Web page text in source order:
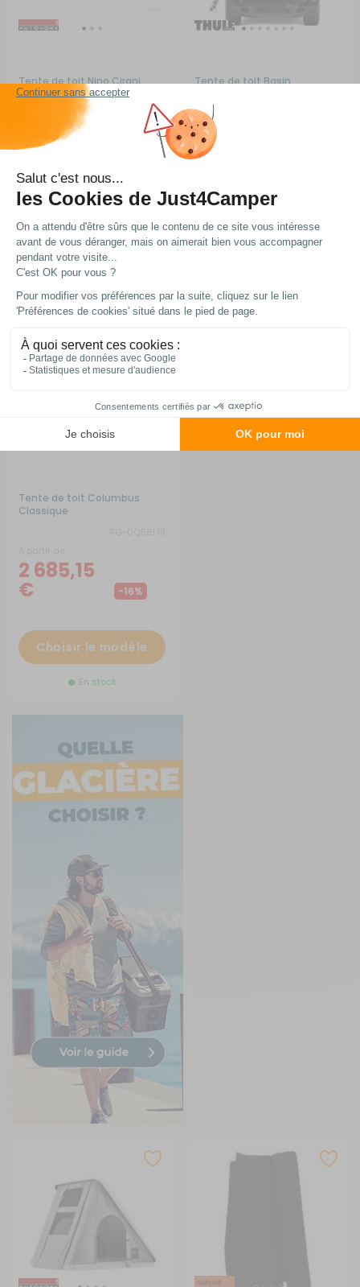
Tente de toit Nino Cirani
Overland
RG-0Q58372
A partir de :
2 579 €
Choisir le modèle
En stock
Tente de toit Basin
A partir de :
2 499 €
Choisir le modèle
Tente de toit Columbus
Classique
2 685,15
€ -16%
Choisir le modèle
En stock